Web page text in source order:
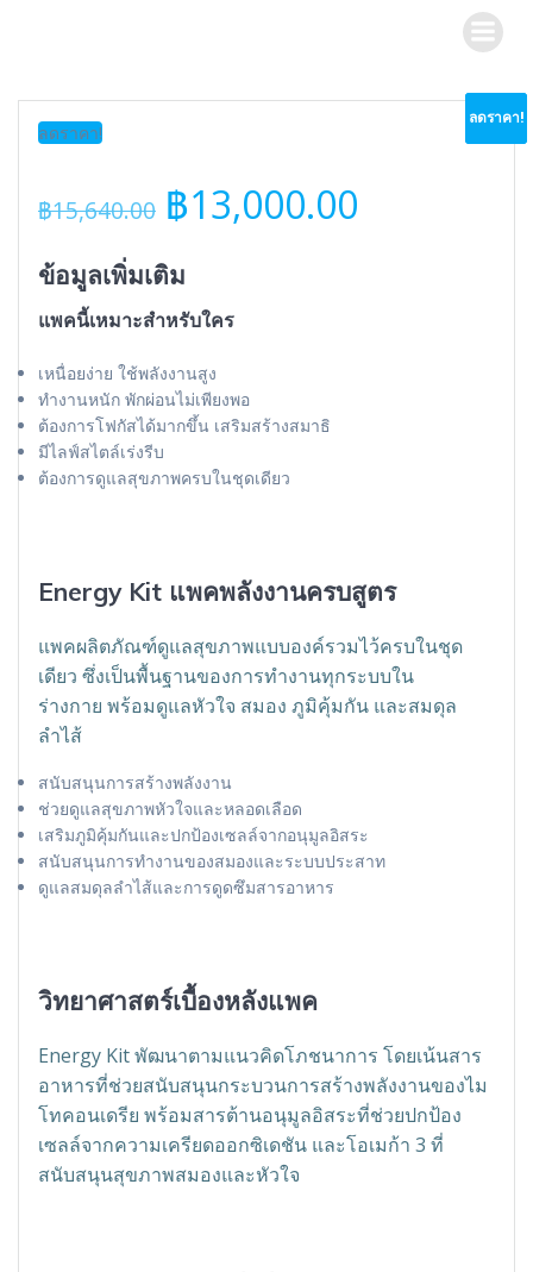
ลดราคา!
฿15,640.00 Original
price
was:
฿15,640.00.
฿13,000.00
ข้อมูลเพิ่มเติม
แพคนี้เหมาะสำหรับใคร
เหนื่อยง่าย ใช้พลังงานสูง
ทำงานหนัก พักผ่อนไม่เพียงพอ
ต้องการโฟกัสได้มากขึ้น เสริมสร้างสมาธิ
มีไลฟ์สไตล์เร่งรีบ
ต้องการดูแลสุขภาพครบในชุดเดียว
Energy Kit แพคพลังงานครบสูตร
แพคผลิตภัณฑ์ดูแลสุขภาพแบบองค์รวมไว้ครบในชุด
เดียว ซึ่งเป็นพื้นฐานของการทำงานทุกระบบใน
ร่างกาย พร้อมดูแลหัวใจ สมอง ภูมิคุ้มกัน และสมดุล
ลำไส้
สนับสนุนการสร้างพลังงาน
ช่วยดูแลสุขภาพหัวใจและหลอดเลือด
เสริมภูมิคุ้มกันและปกป้องเซลล์จากอนุมูลอิสระ
สนับสนุนการทำงานของสมองและระบบประสาท
ดูแลสมดุลลำไส้และการดูดซึมสารอาหาร
วิทยาศาสตร์เบื้องหลังแพค
Energy Kit พัฒนาตามแนวคิดโภชนาการ โดยเน้นสาร
อาหารที่ช่วยสนับสนุนกระบวนการสร้างพลังงานของไม
โทคอนเดรีย พร้อมสารต้านอนุมูลอิสระที่ช่วยปกป้อง
เซลล์จากความเครียดออกซิเดชัน และโอเมก้า 3 ที่
สนับสนุนสุขภาพสมองและหัวใจ
ลดราคา!
ลดราคา!
ลดราคา!
ลดราคา!